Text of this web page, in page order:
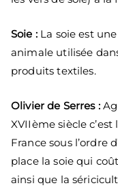
Soie :La soie est
animale utilisée
produits textiles.
Olivier de Serres :
XVIIème siècle
France sous l’ordre
place la soie qui
ainsi que la